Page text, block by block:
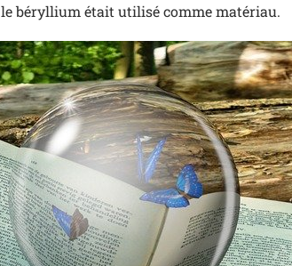
béryllium était utilisé comme matériau.